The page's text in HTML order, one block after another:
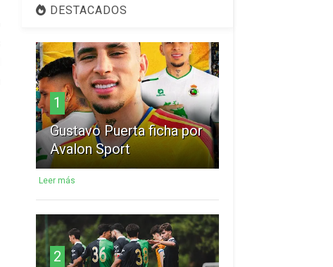
DESTACADOS
1
Gustavo Puerta ficha por
Avalon Sport
Leer más
2